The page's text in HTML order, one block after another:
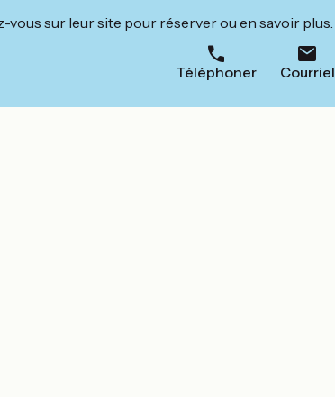
vous sur leur site pour réserver ou en savoir plus.
Téléphoner Courriel